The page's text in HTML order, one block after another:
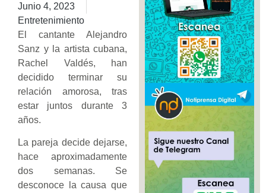
Junio 4, 2023
Entretenimiento
El cantante Alejandro
Sanz y la artista cubana,
Rachel Valdés, han
decidido terminar su
relación amorosa, tras
estar juntos durante 3
años.
La pareja decide dejarse,
hace aproximadamente
dos semanas. Se
desconoce la causa que